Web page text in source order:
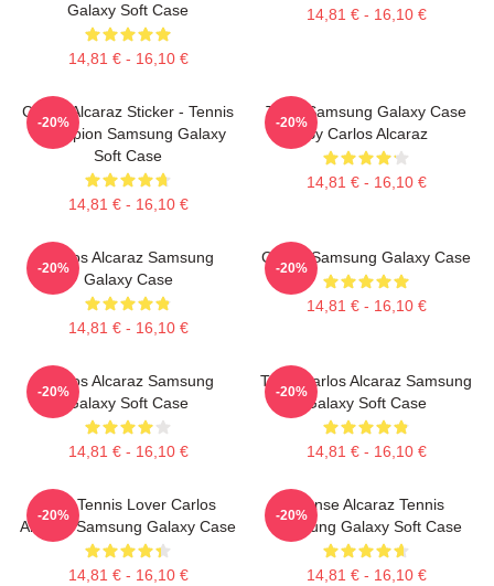
Galaxy Soft Case
14,81 € - 16,10 €
14,81 € - 16,10 €
Carlos Alcaraz Sticker - Tennis
Champion Samsung Galaxy
Soft Case
14,81 € - 16,10 €
-20%
Tenis Samsung Galaxy Case
By Carlos Alcaraz
14,81 € - 16,10 €
-20%
Carlos Alcaraz Samsung
Galaxy Case
14,81 € - 16,10 €
-20%
Carlos Samsung Galaxy Case
14,81 € - 16,10 €
-20%
Carlos Alcaraz Samsung
Galaxy Soft Case
14,81 € - 16,10 €
-20%
Tenis Carlos Alcaraz Samsung
Galaxy Soft Case
14,81 € - 16,10 €
-20%
Girls Tennis Lover Carlos
Alcaraz Samsung Galaxy Case
14,81 € - 16,10 €
-20%
Intense Alcaraz Tennis
Samsung Galaxy Soft Case
14,81 € - 16,10 €
-20%